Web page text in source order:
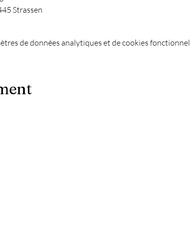
Strassen
de données analytiques et de cookies